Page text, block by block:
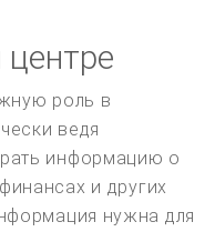
роль в
ведя
информацию о
и других
нужна для